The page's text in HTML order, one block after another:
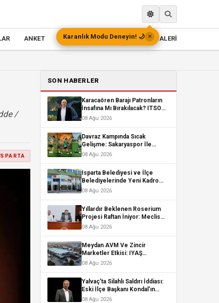
ANKET PREMİUM DEPREMLER GALERİ
/
SON HABERLER
Karacaören Barajı Patronların
İnsafına Mı Bırakılacak? ITSO
Adayı Karabulut’a Sert Tepki
08 Ağu 2026
Davraz Kampında Sıcak
Gelişme: Sakaryaspor İle
Isparta 32 Spor Karşı Karşıya
08 Ağu 2026
Isparta Belediyesi ve İlçe
Belediyelerinde Yeni Kadro
Ayarı! Kimleri Kapsıyor?
08 Ağu 2026
Yıllardır Beklenen Roserium
Projesi Raftan İniyor: Meclis
Başkanı Ertuğrul’dan
08 Ağu 2026
Meydan AVM Ve Zincir
Marketler Etkisi: IYAŞ
Perakendede Güç Mü
08 Ağu 2026
Yalvaç’ta Silahlı Saldırı İddiası:
Eski İlçe Başkanı Kondal’ın
Aracı Hedef Alındı
08 Ağu 2026
Karanlık Modu Deneyin! 🌙 ✕